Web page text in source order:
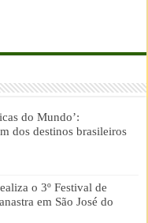
do Mundo’:
dos destinos brasileiros
o 3º Festival de
em São José do